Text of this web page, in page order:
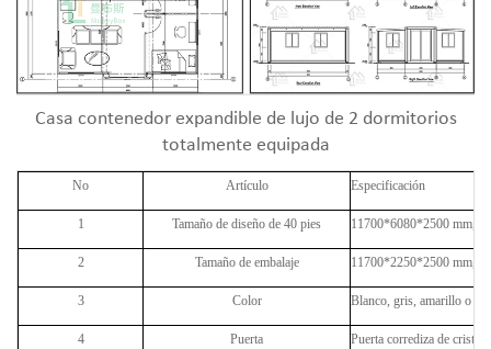
Casa contenedor expandible de lujo de 2 dormitorios
totalmente equipada
No Artículo Especificación
1 Tamaño de diseño de 40 pies 11700*6080*2500 mm, el
2 Tamaño de embalaje 11700*2250*2500 mm,
3 Color Blanco, gris, amarillo o
4 Puerta Puerta corrediza de cristal